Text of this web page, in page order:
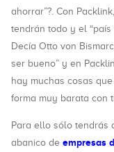
ahorrar”?. Con
tendrán todo y el
Decía Otto von
ser bueno” y en
hay muchas cosas
forma muy barata con
Para ello sólo tendrás
abanico de empresas